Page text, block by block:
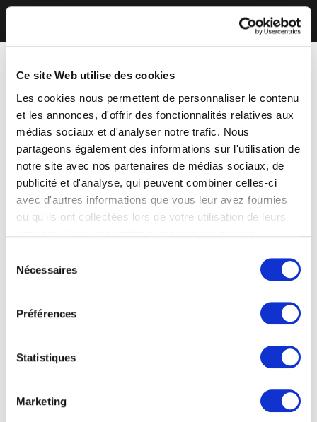
Ce site Web utilise des cookies
Les cookies nous permettent de personnaliser le contenu
et les annonces, d'offrir des fonctionnalités relatives aux
médias sociaux et d'analyser notre trafic. Nous
partageons également des informations sur l'utilisation de
notre site avec nos partenaires de médias sociaux, de
publicité et d'analyse, qui peuvent combiner celles-ci
avec d'autres informations que vous leur avez fournies
ou qu'ils ont collectées lors de votre utilisation de leurs
Nécessaires
Préférences
Statistiques
Marketing